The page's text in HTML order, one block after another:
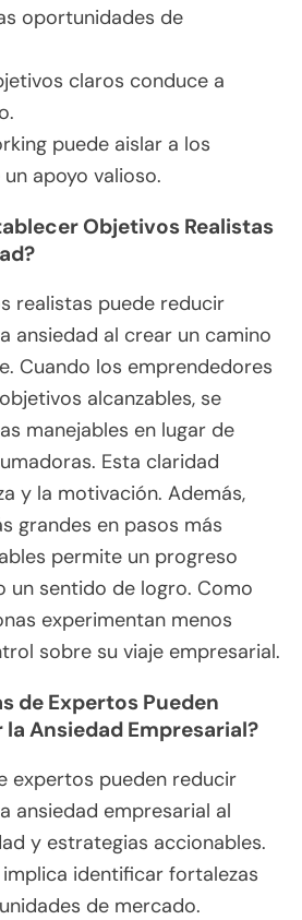
oportunidades de
claros conduce a
puede aislar a los
apoyo valioso.
Objetivos Realistas
realistas puede reducir
ansiedad al crear un camino
Cuando los emprendedores
alcanzables, se
manejables en lugar de
Esta claridad
y la motivación. Además,
grandes en pasos más
permite un progreso
un sentido de logro. Como
experimentan menos
sobre su viaje empresarial.
de Expertos Pueden
la Ansiedad Empresarial?
expertos pueden reducir
ansiedad empresarial al
y estrategias accionables.
identificar fortalezas
de mercado.